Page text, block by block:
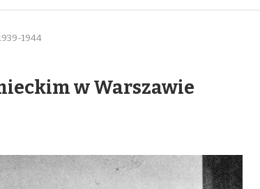
1944
w Warszawie